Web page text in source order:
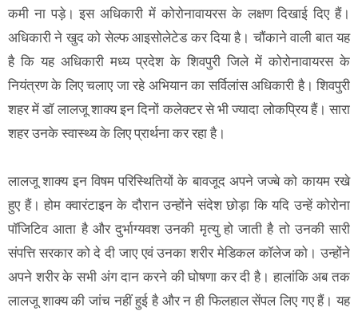
कमी ना पड़े। इस अधिकारी में कोरोनावायरस के लक्षण दिखाई दिए हैं।
अधिकारी ने खुद को सेल्फ आइसोलेटेड कर दिया है। चौंकाने वाली बात यह
है कि यह अधिकारी मध्य प्रदेश के शिवपुरी जिले में कोरोनावायरस के
नियंत्रण के लिए चलाए जा रहे अभियान का सर्विलांस अधिकारी है। शिवपुरी
शहर में डॉ लालजू शाक्य इन दिनों कलेक्टर से भी ज्यादा लोकप्रिय हैं। सारा
शहर उनके स्वास्थ्य के लिए प्रार्थना कर रहा है।
लालजू शाक्य इन विषम परिस्थितियों के बावजूद अपने जज्बे को कायम रखे
हुए हैं। होम क्वारंटाइन के दौरान उन्होंने संदेश छोड़ा कि यदि उन्हें कोरोना
पॉजिटिव आता है और दुर्भाग्यवश उनकी मृत्यु हो जाती है तो उनकी सारी
संपत्ति सरकार को दे दी जाए एवं उनका शरीर मेडिकल कॉलेज को। उन्होंने
अपने शरीर के सभी अंग दान करने की घोषणा कर दी है। हालांकि अब तक
लालजू शाक्य की जांच नहीं हुई है और न ही फिलहाल सेंपल लिए गए हैं। यह